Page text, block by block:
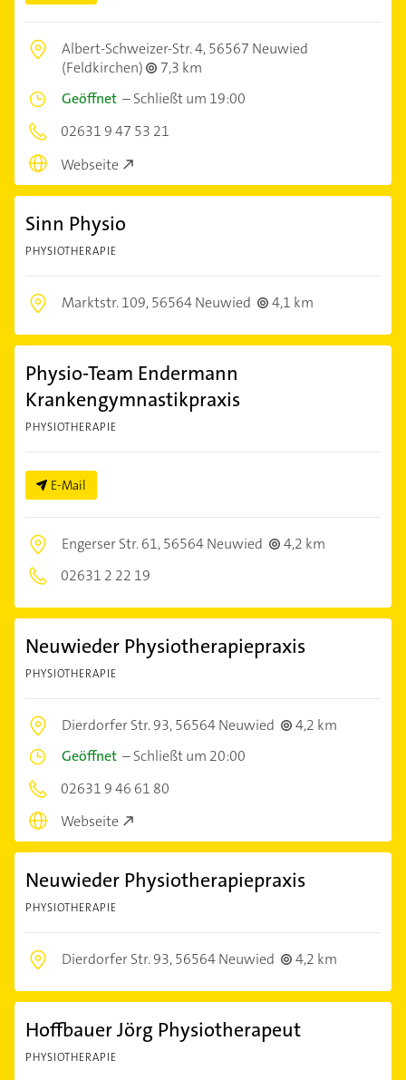
Albert-Schweizer-Str. 4,56567 Neuwied
(Feldkirchen)
7,3 km
Geöffnet –Schließt um 19:00
02631 9 47 53 21
Webseite
Sinn Physio
PHYSIOTHERAPIE
Marktstr. 109,56564 Neuwied 4,1 km
Physio-Team Endermann
Krankengymnastikpraxis
PHYSIOTHERAPIE
E-Mail
Engerser Str. 61,56564 Neuwied
4,2 km
02631 2 22 19
Neuwieder Physiotherapiepraxis
PHYSIOTHERAPIE
Dierdorfer Str. 93,56564 Neuwied
4,2 km
Geöffnet –Schließt um 20:00
02631 9 46 61 80
Webseite
Neuwieder Physiotherapiepraxis
PHYSIOTHERAPIE
Dierdorfer Str. 93,56564 Neuwied 4,2 km
Hoffbauer Jörg Physiotherapeut
PHYSIOTHERAPIE